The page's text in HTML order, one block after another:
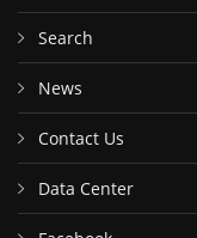
Search
News
Contact Us
Data Center